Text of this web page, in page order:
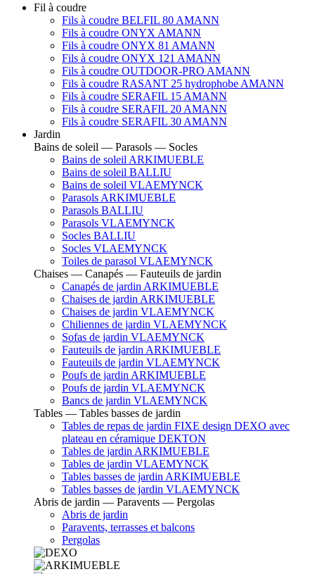
Fil à coudre
Fils à coudre BELFIL 80 AMANN
Fils à coudre ONYX AMANN
Fils à coudre ONYX 81 AMANN
Fils à coudre ONYX 121 AMANN
Fils à coudre OUTDOOR-PRO AMANN
Fils à coudre RASANT 25 hydrophobe AMANN
Fils à coudre SERAFIL 15 AMANN
Fils à coudre SERAFIL 20 AMANN
Fils à coudre SERAFIL 30 AMANN
Jardin
Bains de soleil — Parasols — Socles
Bains de soleil ARKIMUEBLE
Bains de soleil BALLIU
Bains de soleil VLAEMYNCK
Parasols ARKIMUEBLE
Parasols BALLIU
Parasols VLAEMYNCK
Socles BALLIU
Socles VLAEMYNCK
Toiles de parasol VLAEMYNCK
Chaises — Canapés — Fauteuils de jardin
Canapés de jardin ARKIMUEBLE
Chaises de jardin ARKIMUEBLE
Chaises de jardin VLAEMYNCK
Chiliennes de jardin VLAEMYNCK
Sofas de jardin VLAEMYNCK
Fauteuils de jardin ARKIMUEBLE
Fauteuils de jardin VLAEMYNCK
Poufs de jardin ARKIMUEBLE
Poufs de jardin VLAEMYNCK
Bancs de jardin VLAEMYNCK
Tables — Tables basses de jardin
Tables de repas de jardin FIXE design DEXO avec
plateau en céramique DEKTON
Tables de jardin ARKIMUEBLE
Tables de jardin VLAEMYNCK
Tables basses de jardin ARKIMUEBLE
Tables basses de jardin VLAEMYNCK
Abris de jardin — Paravents — Pergolas
Abris de jardin
Paravents, terrasses et balcons
Pergolas